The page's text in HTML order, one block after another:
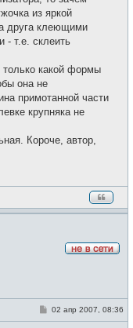
из яркой
друга клеющими
- т.е. склеить
только какой формы
она не
примотанной части
крупняка не
Короче, автор,
е
т
С02 апр 2007, 08:36